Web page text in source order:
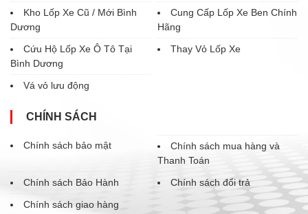
Kho Lốp Xe Cũ / Mới Bình
Dương
Cung Cấp Lốp Xe Ben Chính
Hãng
Cứu Hộ Lốp Xe Ô Tô Tại
Bình Dương
Thay Vỏ Lốp Xe
Vá vỏ lưu động
CHÍNH SÁCH
Chính sách bảo mật
Chính sách mua hàng và
Thanh Toán
Chính sách Bảo Hành
Chính sách đổi trả
Chính sách giao hàng